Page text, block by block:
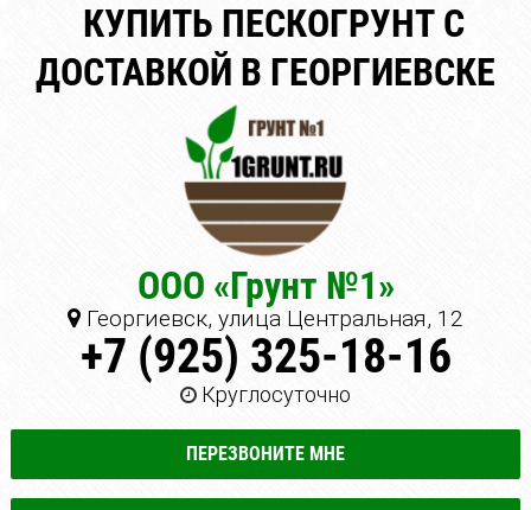
КУПИТЬ ПЕСКОГРУНТ С
ДОСТАВКОЙ В ГЕОРГИЕВСКЕ
ООО «Грунт №1»
Георгиевск, улица Центральная, 12
+7 (925) 325-18-16
Круглосуточно
ПЕРЕЗВОНИТЕ МНЕ